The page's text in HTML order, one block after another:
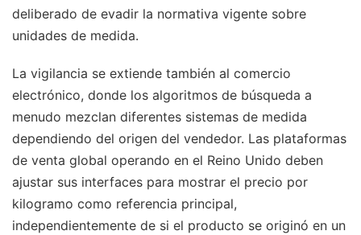
deliberado de evadir la normativa vigente sobre
unidades de medida.
La vigilancia se extiende también al comercio
electrónico, donde los algoritmos de búsqueda a
menudo mezclan diferentes sistemas de medida
dependiendo del origen del vendedor. Las plataformas
de venta global operando en el Reino Unido deben
ajustar sus interfaces para mostrar el precio por
kilogramo como referencia principal,
independientemente de si el producto se originó en un